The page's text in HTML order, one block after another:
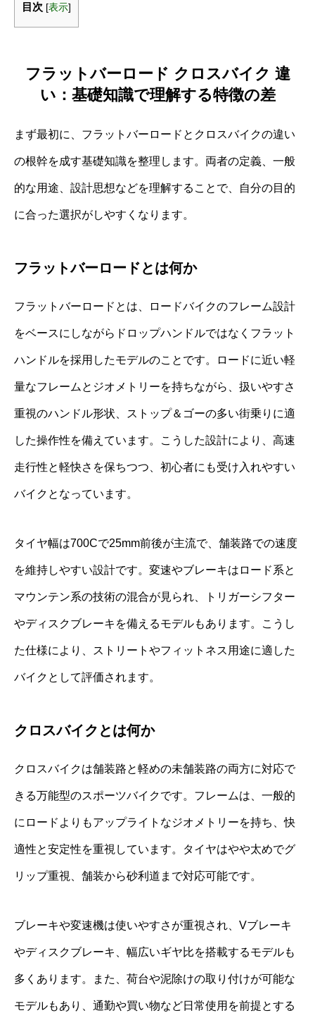
目次 [表示]
フラットバーロード クロスバイク 違
い：基礎知識で理解する特徴の差
まず最初に、フラットバーロードとクロスバイクの違い
の根幹を成す基礎知識を整理します。両者の定義、一般
的な用途、設計思想などを理解することで、自分の目的
に合った選択がしやすくなります。
フラットバーロードとは何か
フラットバーロードとは、ロードバイクのフレーム設計
をベースにしながらドロップハンドルではなくフラット
ハンドルを採用したモデルのことです。ロードに近い軽
量なフレームとジオメトリーを持ちながら、扱いやすさ
重視のハンドル形状、ストップ＆ゴーの多い街乗りに適
した操作性を備えています。こうした設計により、高速
走行性と軽快さを保ちつつ、初心者にも受け入れやすい
バイクとなっています。
タイヤ幅は700Cで25mm前後が主流で、舗装路での速度
を維持しやすい設計です。変速やブレーキはロード系と
マウンテン系の技術の混合が見られ、トリガーシフター
やディスクブレーキを備えるモデルもあります。こうし
た仕様により、ストリートやフィットネス用途に適した
バイクとして評価されます。
クロスバイクとは何か
クロスバイクは舗装路と軽めの未舗装路の両方に対応で
きる万能型のスポーツバイクです。フレームは、一般的
にロードよりもアップライトなジオメトリーを持ち、快
適性と安定性を重視しています。タイヤはやや太めでグ
リップ重視、舗装から砂利道まで対応可能です。
ブレーキや変速機は使いやすさが重視され、Vブレーキ
やディスクブレーキ、幅広いギヤ比を搭載するモデルも
多くあります。また、荷台や泥除けの取り付けが可能な
モデルもあり、通勤や買い物など日常使用を前提とする